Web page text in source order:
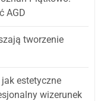
AGD
tworzenie
estetyczne
wizerunek